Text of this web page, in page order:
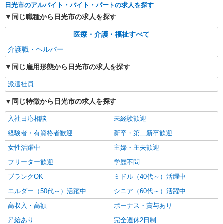
栃木県日光市
詳細を見る
日光市のアルバイト・バイト・パートの求人を探す
同じ職種から日光市の求人を探す
医療・介護・福祉すべて
介護職・ヘルパー
同じ雇用形態から日光市の求人を探す
派遣社員
同じ特徴から日光市の求人を探す
入社日応相談
未経験歓迎
経験者・有資格者歓迎
新卒・第二新卒歓迎
女性活躍中
主婦・主夫歓迎
フリーター歓迎
学歴不問
ブランクOK
ミドル（40代～）活躍中
エルダー（50代～）活躍中
シニア（60代～）活躍中
高収入・高額
ボーナス・賞与あり
昇給あり
完全週休2日制